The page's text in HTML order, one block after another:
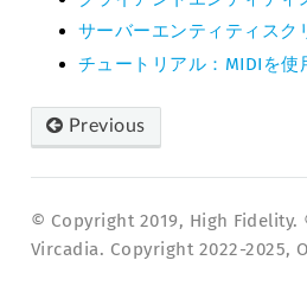
サーバーエンティティスク
チュートリアル：MIDIを使
Previous
© Copyright 2019, High Fidelity.
Vircadia. Copyright 2022-2025,